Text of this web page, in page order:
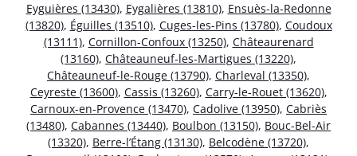
Eyguières (13430), Eygalières (13810), Ensuès-la-Redonne
(13820), Éguilles (13510), Cuges-les-Pins (13780), Coudoux
(13111), Cornillon-Confoux (13250), Châteaurenard
(13160), Châteauneuf-les-Martigues (13220),
Châteauneuf-le-Rouge (13790), Charleval (13350),
Ceyreste (13600), Cassis (13260), Carry-le-Rouet (13620),
Carnoux-en-Provence (13470), Cadolive (13950), Cabriès
(13480), Cabannes (13440), Boulbon (13150), Bouc-Bel-Air
(13320), Berre-l’Étang (13130), Belcodène (13720),